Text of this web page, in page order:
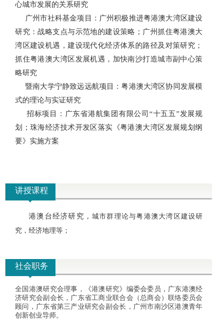
心城市发展的关系研究
广州市社科基金项目：广州积极推进粤港澳大湾区建设
研究：战略支点与示范地的建设策略；广州抓住粤港澳大
湾区建设机遇，建设现代化经济体系的路径及对策研究；
抓住粤港澳大湾区发展机遇，加快南沙打造城市副中心策
略研究
暨南大学宁静致远远航项目：粤港澳大湾区协同发展模
式的理论与实证研究
招标项目：广东省港航集团有限公司“十五五”发展规
划；珠海经济技术开发区落实《粤港澳大湾区发展规划纲
要》实施方案
讲授课程
港澳台经济研究，城市群理论与粤港澳大湾区建设研
究，经济地理等；
社会职务
全国港澳研究会理事，《港澳研究》编委会委员，广东港澳经
济研究会副会长，广东省工商业联合会（总商会）联络委员会
顾问，广东省第三产业研究会副会长，广州市南沙区港澳青年
创新创业导师。